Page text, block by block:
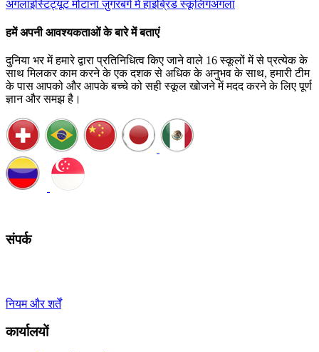
अगलाइंस्टिट्यूट मोंटाना ज़ुगरबर्ग में हाइब्रिड स्कूलिंगअगला
हमें अपनी आवश्यकताओं के बारे में बताएं
दुनिया भर में हमारे द्वारा प्रतिनिधित्व किए जाने वाले 16 स्कूलों में से प्रत्येक के
साथ मिलकर काम करने के एक दशक से अधिक के अनुभव के साथ, हमारी टीम
के पास आपको और आपके बच्चे को सही स्कूल खोजने में मदद करने के लिए पूर्ण
ज्ञान और समझ है।
संपर्क
नियम और शर्तें
कार्यालयों